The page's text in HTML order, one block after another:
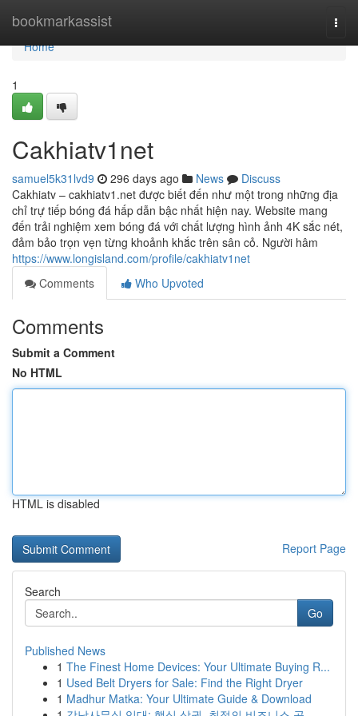
bookmarkassist
Home
Home
1
Cakhiatv1net
samuel5k31lvd9 296 days ago News
Discuss
Cakhiatv – cakhiatv1.net được biết đến như một trong những địa
chỉ trự tiếp bóng đá hấp dẫn bậc nhất hiện nay. Website mang
đến trải nghiệm xem bóng đá với chất lượng hình ảnh 4K sắc nét,
đảm bảo trọn vẹn từng khoảnh khắc trên sân cỏ. Người hâm
https://www.longisland.com/profile/cakhiatv1net
Comments
Who Upvoted
Comments
Submit a Comment
No HTML
HTML is disabled
Report Page
Search
Go
Published News
1 The Finest Home Devices: Your Ultimate Buying R...
1 Used Belt Dryers for Sale: Find the Right Dryer
1 Madhur Matka: Your Ultimate Guide & Download